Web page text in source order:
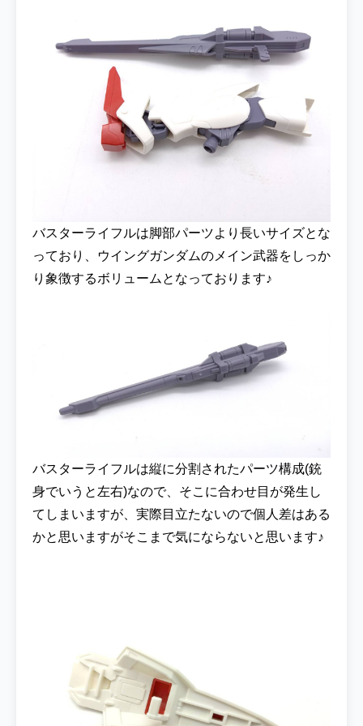
バスターライフルは脚部パーツより長いサイズとな
っており、ウイングガンダムのメイン武器をしっか
り象徴するボリュームとなっております♪
バスターライフルは縦に分割されたパーツ構成(銃
身でいうと左右)なので、そこに合わせ目が発生し
てしまいますが、実際目立たないので個人差はある
かと思いますがそこまで気にならないと思います♪